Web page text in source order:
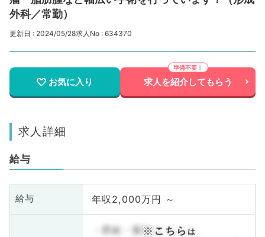
外科／常勤）
更新日 : 2024/05/28求人No : 634370
お気に入り 求人を紹介してもらう
求人詳細
給与
給与 年収2,000万円 ～
・昇給・賞与